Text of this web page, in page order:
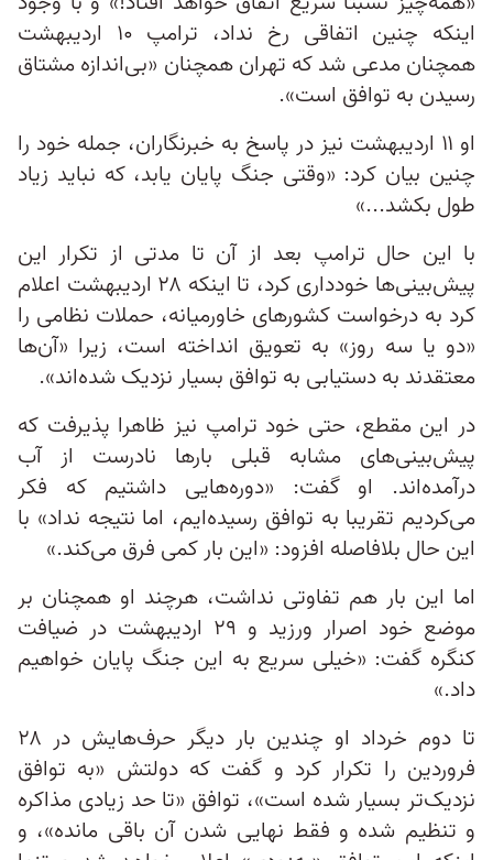
اینکه چنین اتفاقی رخ نداد، ترامپ ۱۰ اردیبهشت
همچنان مدعی شد که تهران همچنان «بی‌اندازه مشتاق
رسیدن به توافق است».
او ۱۱ اردیبهشت نیز در پاسخ به خبرنگاران، جمله خود را
چنین بیان کرد: «وقتی جنگ پایان یابد، که نباید زیاد
طول بکشد...»
با این حال ترامپ بعد از آن تا مدتی از تکرار این
پیش‌بینی‌ها خودداری کرد، تا اینکه ۲۸ اردیبهشت اعلام
کرد به درخواست کشورهای خاورمیانه، حملات نظامی را
«دو یا سه روز» به تعویق انداخته است، زیرا «آن‌ها
معتقدند به دستیابی به توافق بسیار نزدیک شده‌اند».
در این مقطع، حتی خود ترامپ نیز ظاهرا پذیرفت که
پیش‌بینی‌های مشابه قبلی بارها نادرست از آب
درآمده‌اند. او گفت: «دوره‌هایی داشتیم که فکر
می‌کردیم تقریبا به توافق رسیده‌ایم، اما نتیجه نداد» با
این حال بلافاصله افزود: «این بار کمی فرق می‌کند.»
اما این بار هم تفاوتی نداشت، هرچند او همچنان بر
موضع خود اصرار ورزید و ۲۹ اردیبهشت در ضیافت
کنگره گفت: «خیلی سریع به این جنگ پایان خواهیم
داد.»
تا دوم خرداد او چندین بار دیگر حرف‌هایش در ۲۸
فروردین را تکرار کرد و گفت که دولتش «به توافق
نزدیک‌تر بسیار شده است»، توافق «تا حد زیادی مذاکره
و تنظیم شده و فقط نهایی شدن آن باقی مانده»، و